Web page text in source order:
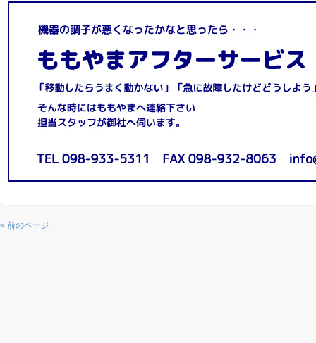
« 前のページ